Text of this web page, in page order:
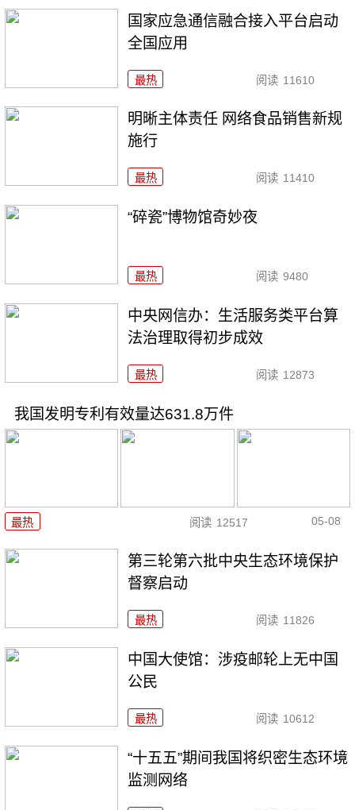
国家应急通信融合接入平台启动
全国应用
最热 阅读 11610
明晰主体责任 网络食品销售新规
施行
最热 阅读 11410
“碎瓷”博物馆奇妙夜
最热 阅读 9480
中央网信办：生活服务类平台算
法治理取得初步成效
最热 阅读 12873
我国发明专利有效量达631.8万件
最热 阅读 12517 05-08
第三轮第六批中央生态环境保护
督察启动
最热 阅读 11826
中国大使馆：涉疫邮轮上无中国
公民
最热 阅读 10612
“十五五”期间我国将织密生态环境
监测网络